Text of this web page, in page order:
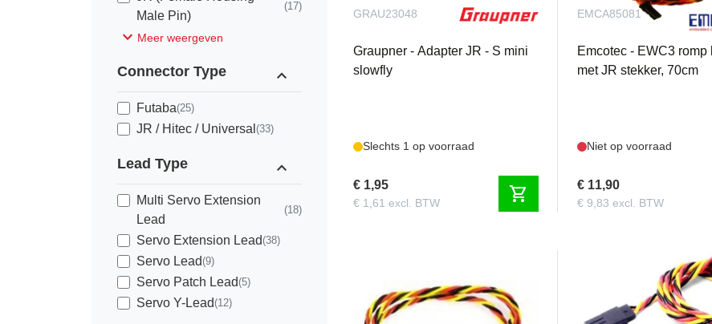
Male Pin)
(17)
expand_more Meer weergeven
Connector Type expand_less
Futaba(25)
JR / Hitec / Universal (33)
Lead Type expand_less
Multi Servo Extension
Lead
(18)
Servo Extension Lead(38)
Servo Lead(9)
Servo Patch Lead(5)
Servo Y-Lead(12)
GRAU23048
Graupner - Adapter JR - S mini
slowfly
Slechts 1 op voorraad
€ 1,95
€ 1,61 excl. BTW shopping_cart
EMCA85081
Emcotec - EWC3 romp
met JR stekker, 70cm
Niet op voorraad
€ 11,90
€ 9,83 excl. BTW